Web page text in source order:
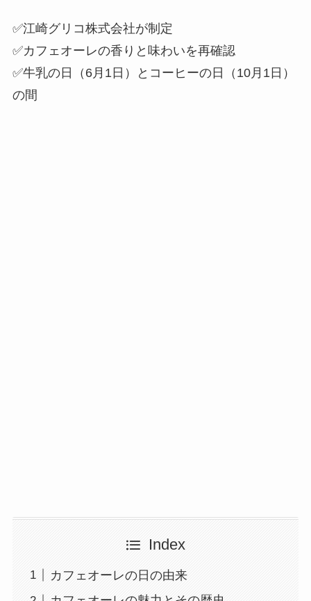
✅江崎グリコ株式会社が制定
✅カフェオーレの香りと味わいを再確認
✅牛乳の日（6月1日）とコーヒーの日（10月1日）
の間
Index
カフェオーレの日の由来